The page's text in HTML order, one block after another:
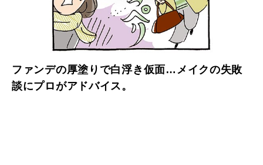
ファンデの厚塗りで白浮き仮面…メイクの失敗
談にプロがアドバイス。